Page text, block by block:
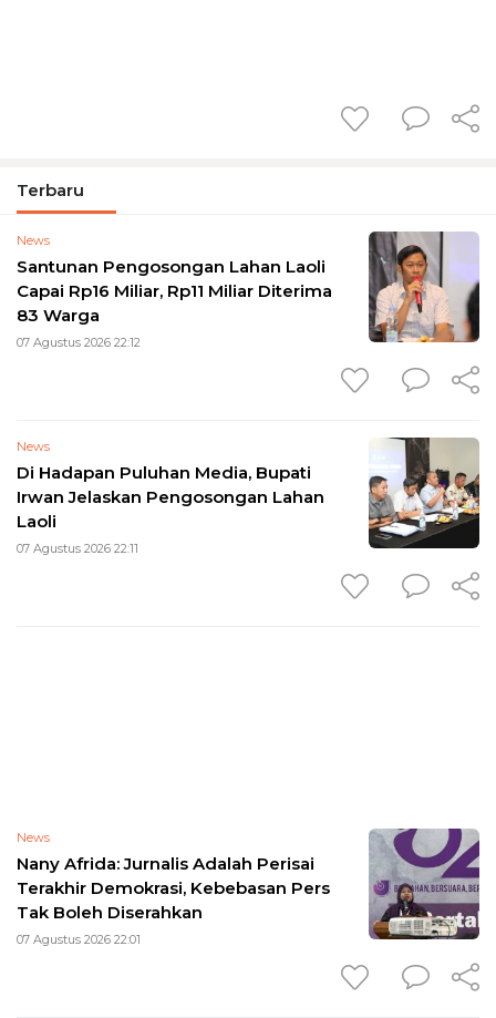
Terbaru
News
Santunan Pengosongan Lahan Laoli
Capai Rp16 Miliar, Rp11 Miliar Diterima
83 Warga
07 Agustus 2026 22:12
News
Di Hadapan Puluhan Media, Bupati
Irwan Jelaskan Pengosongan Lahan
Laoli
07 Agustus 2026 22:11
News
Nany Afrida: Jurnalis Adalah Perisai
Terakhir Demokrasi, Kebebasan Pers
Tak Boleh Diserahkan
07 Agustus 2026 22:01